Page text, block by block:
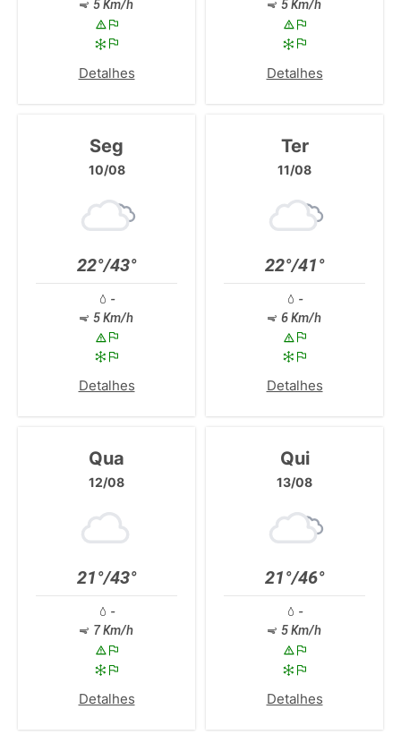
5 Km/h
Detalhes
5 Km/h
Detalhes
Seg
10/08
22°/43°
-
5 Km/h
Detalhes
Ter
11/08
22°/41°
-
6 Km/h
Detalhes
Qua
12/08
21°/43°
-
7 Km/h
Detalhes
Qui
13/08
21°/46°
-
5 Km/h
Detalhes